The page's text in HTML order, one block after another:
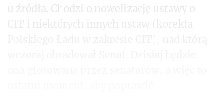
u źródła. Chodzi o nowelizację ustawy o